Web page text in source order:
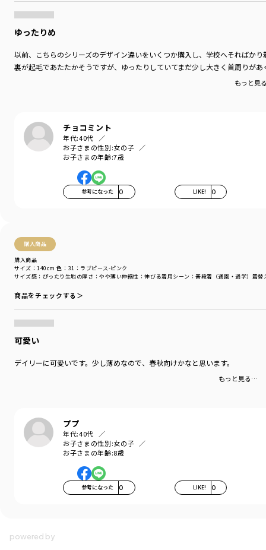
ゆったりめ
以前、こちらのシリーズのデザイン違いをいくつか購入し、学校へそればか
裏が起毛であたたかそうですが、ゆったりしていてまだ少し大きく首周りが
もっと見
チョコミント
年代:40代
お子さまの性別:女の子
お子さまの年齢:7歳
参考になった 0 LIKE! 0
購入商品
購入商品
サイズ感 ：ぴったり 生地の厚さ ：やや薄い伸縮性 ：伸びる着用シーン ：普段着（通園・通学） 着替
サイズ：140cm 色：31：ラブピース-ピンク
商品をチェックする＞
可愛い
デイリーに可愛いです。少し薄めなので、春秋向けかなと思います。
もっと見る…
ププ
年代:40代
お子さまの性別:女の子
お子さまの年齢:8歳
参考になった 0 LIKE! 0